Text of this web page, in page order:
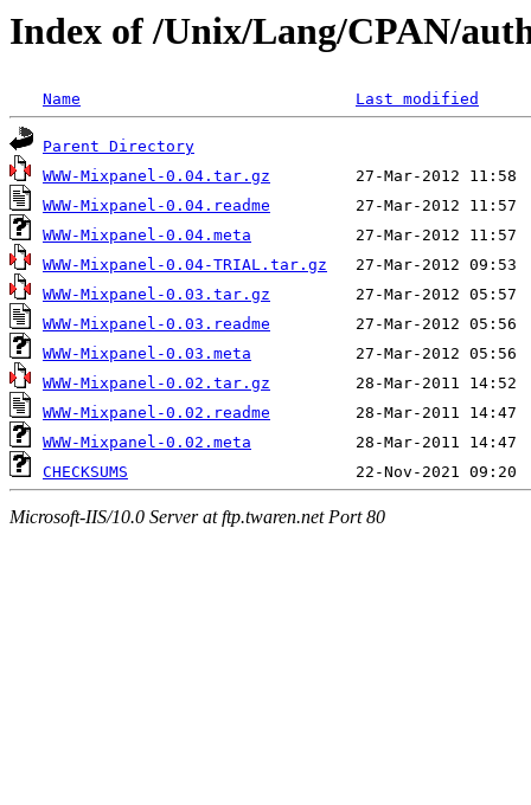
Index of /Unix/Lang/CPAN/
Name Last modified
Parent Directory
WWW-Mixpanel-0.04.tar.gz
WWW-Mixpanel-0.04.readme
WWW-Mixpanel-0.04.meta
WWW-Mixpanel-0.04-TRIAL.tar.gz
WWW-Mixpanel-0.03.tar.gz
WWW-Mixpanel-0.03.readme
WWW-Mixpanel-0.03.meta
WWW-Mixpanel-0.02.tar.gz
WWW-Mixpanel-0.02.readme
WWW-Mixpanel-0.02.meta
CHECKSUMS
Microsoft-IIS/10.0 Server at ftp.twaren.net Port 80